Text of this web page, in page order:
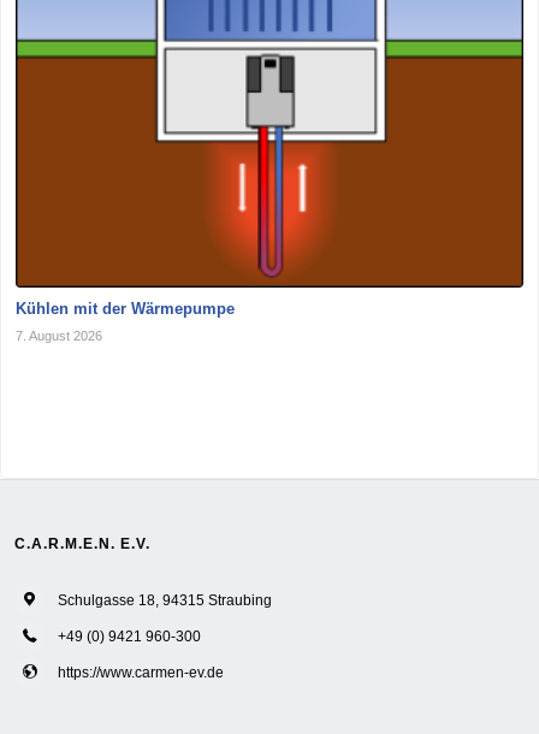
Kühlen mit der Wärmepumpe
7. August 2026
C.A.R.M.E.N. E.V.
Schulgasse 18, 94315 Straubing
+49 (0) 9421 960-300
https://www.carmen-ev.de